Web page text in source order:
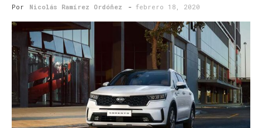
Por Nicolás Ramírez Ordóñez - febrero 18, 2020